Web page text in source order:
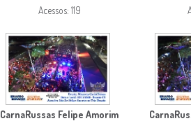
Acessos: 119
CarnaRussas Felipe Amorim